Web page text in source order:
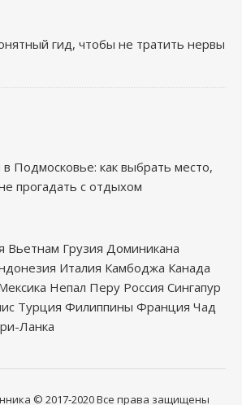
гид, чтобы не тратить нервы
Подмосковье: как выбрать место,
прогадать с отдыхом
Вьетнам Грузия Доминикана
Италия Камбоджа Канада
Непал Перу Россия Сингапур
Турция Филиппины Франция Чад
Ланка
© 2017-2020Все права защищены